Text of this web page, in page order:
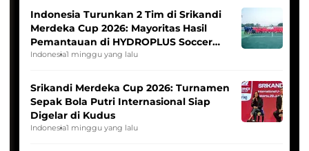
Indonesia Turunkan 2 Tim di Srikandi
Merdeka Cup 2026: Mayoritas Hasil
Pemantauan di HYDROPLUS Soccer
League
Indonesia1 minggu yang lalu
Srikandi Merdeka Cup 2026: Turnamen
Sepak Bola Putri Internasional Siap
Digelar di Kudus
Indonesia1 minggu yang lalu